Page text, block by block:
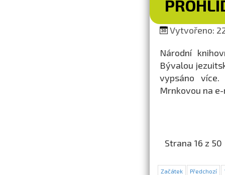
Vytvořeno:
Národní
Bývalou
vypsáno
Mrnkovou na
Strana 16 z 50
Začátek Předchozí